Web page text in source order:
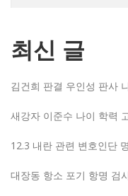
최신 글
김건희 판결 우인성 판사
새강자 이준수 나이 학력
12.3 내란 관련 변호인단
대장동 항소 포기 항명 검